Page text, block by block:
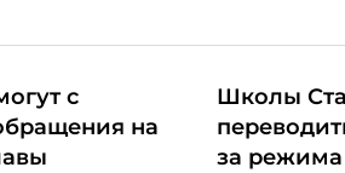
с
на
Школы
за